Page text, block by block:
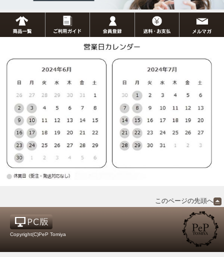
このページの先頭へ
Copyright(C)PeP Tomiya